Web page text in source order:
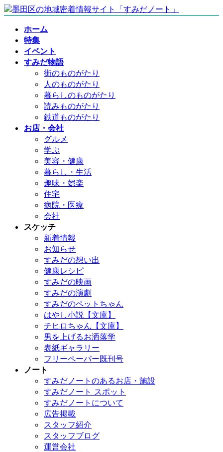
コ
ナ
ホーム
特集
イベント
すみだ物語
街のものがたり
人のものがたり
暮らしのものがたり
読みものがたり
鉄道ものがたり
お店・会社
グルメ
学ぶ
美容・健康
暮らし・生活
趣味・娯楽
住宅
病院・医療
会社
スケッチ
新着情報
お知らせ
すみだの想い出
健康レシピ
すみだの映画
すみだの演劇
すみだのペットちゃん
はやし小説【文庫】
チヒロちゃん【文庫】
男を上げるお洒落学
表紙ギャラリー
フリーペーパー既刊号
ノート
すみだノートのあるお店・施設
すみだノート スポット
すみだノートについて
広告掲載
スタッフ紹介
スタッフブログ
運営会社